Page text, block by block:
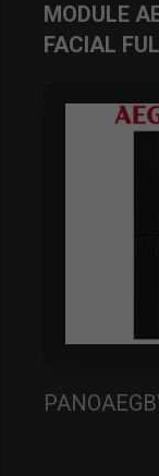
MODULE
FACIAL